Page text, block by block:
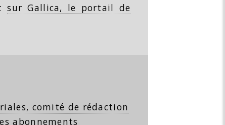
sur Gallica, le portail de
comité de rédaction
abonnements